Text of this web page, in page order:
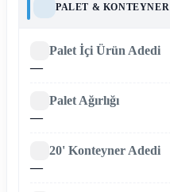
PALET & KONTEYNER
Palet İçi Ürün Adedi
—
Palet Ağırlığı
—
20' Konteyner Adedi
—